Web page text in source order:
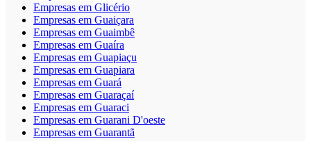
Empresas em Glicério
Empresas em Guaiçara
Empresas em Guaimbê
Empresas em Guaíra
Empresas em Guapiaçu
Empresas em Guapiara
Empresas em Guará
Empresas em Guaraçaí
Empresas em Guaraci
Empresas em Guarani D'oeste
Empresas em Guarantã